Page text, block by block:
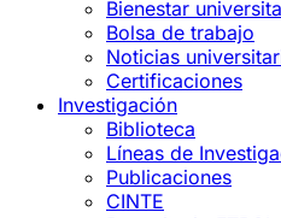
Bienestar
Bolsa de trabajo
Noticias
Certificaciones
Investigación
Biblioteca
Líneas de
Publicaciones
CINTE